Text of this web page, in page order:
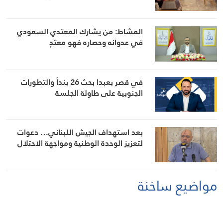
المشاط: من يشارك المعتدي السعودي
في عدوانه وحصاره فهو معتدٍ
في قصر بعبدا بحث 26 بنداً والتطورات
الجنوبية على طاولة الجلسة
بعد استهداف الجيش اللبناني… دعوات
لتعزيز الوحدة الوطنية ومواجهة الاحتلال
مواضيع ساخنة